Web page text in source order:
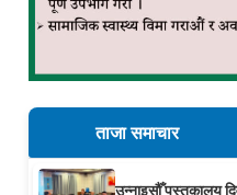
ताजा समाचार
उन्नाइसौँ पुस्तकालय